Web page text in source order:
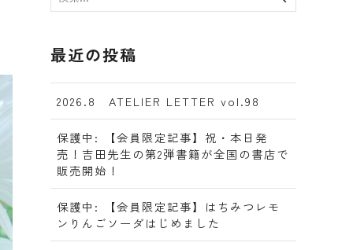
最近の投稿
2026.8 ATELIER LETTER vol.98
保護中: 【会員限定記事】祝・本日発
売！吉田先生の第2弾書籍が全国の書店で
販売開始！
保護中: 【会員限定記事】はちみつレモ
ンりんごソーダはじめました